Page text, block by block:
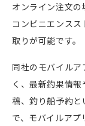
オンライン注文の
コンビニエンス
取りが可能です。
同社のモバイル
く、最新釣果情
稿、釣り船予約
で、モバイルアプ